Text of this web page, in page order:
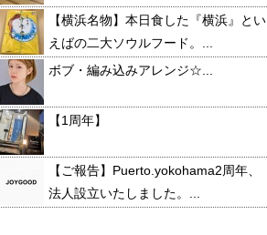
【横浜名物】本日食した『横浜』とい
えばの二大ソウルフード。...
ボブ・編み込みアレンジ☆...
【1周年】
【ご報告】Puerto.yokohama2周年、
法人設立いたしました。...